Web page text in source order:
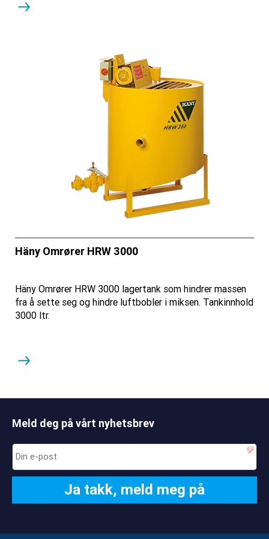
Häny Omrører HRW 3000
Häny Omrører HRW 3000 lagertank som hindrer massen
fra å sette seg og hindre luftbobler i miksen. Tankinnhold
3000 ltr.
Meld deg på vårt nyhetsbrev